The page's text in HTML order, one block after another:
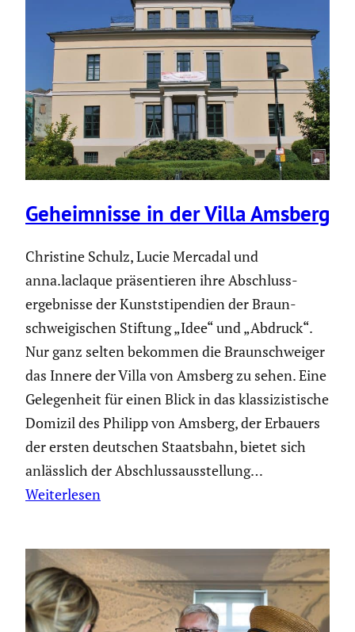
Geheim­nisse in der Villa Amsberg
Christine Schulz, Lucie Mercadal und
anna.laclaque präsen­tieren ihre Abschluss­
ergeb­nisse der Kunst­sti­pen­dien der Braun­
schwei­gi­schen Stiftung „Idee“ und „Abdruck“.
Nur ganz selten bekommen die Braun­schweiger
das Innere der Villa von Amsberg zu sehen. Eine
Gelegen­heit für einen Blick in das klassi­zis­ti­sche
Domizil des Philipp von Amsberg, der Erbauers
der ersten deutschen Staats­bahn, bietet sich
anläss­lich der Abschluss­aus­stel­lung…
Weiterlesen